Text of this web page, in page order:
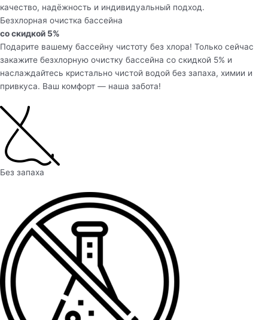
качество, надёжность и индивидуальный подход.
Безхлорная очистка бассейна
со скидкой 5%
Подарите вашему бассейну чистоту без хлора! Только сейчас
закажите безхлорную очистку бассейна со скидкой 5% и
наслаждайтесь кристально чистой водой без запаха, химии и
привкуса. Ваш комфорт — наша забота!
Без запаха